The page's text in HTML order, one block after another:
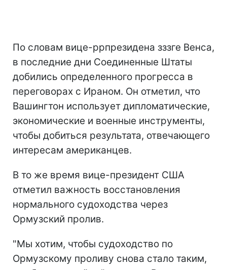
По словам вице-ррпрезидена зззге Венса,
в последние дни Соединенные Штаты
добились определенного прогресса в
переговорах с Ираном. Он отметил, что
Вашингтон использует дипломатические,
экономические и военные инструменты,
чтобы добиться результата, отвечающего
интересам американцев.
В то же время вице-президент США
отметил важность восстановления
нормального судоходства через
Ормузский пролив.
"Мы хотим, чтобы судоходство по
Ормузскому проливу снова стало таким,